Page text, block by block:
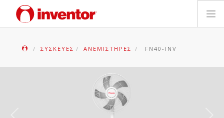
ΕΓΓΥΗΣΗ
ΣΥΣΚΕΥΈΣ ΑΝΕΜΙΣΤΉΡΕΣ FN40-INV